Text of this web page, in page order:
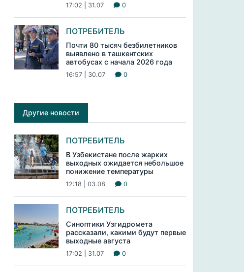
17:02 | 31.07 0
ПОТРЕБИТЕЛЬ
Почти 80 тысяч безбилетников
выявлено в ташкентских
автобусах с начала 2026 года
16:57 | 30.07 0
Другие новости
ПОТРЕБИТЕЛЬ
В Узбекистане после жарких
выходных ожидается небольшое
понижение температуры
12:18 | 03.08 0
ПОТРЕБИТЕЛЬ
Синоптики Узгидромета
рассказали, какими будут первые
выходные августа
17:02 | 31.07 0